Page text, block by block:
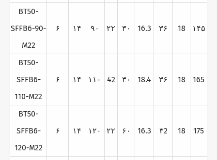
BT50-
SFFB6-90-
M22
۶ ۱۴ ۹۰ ۲۲ ۳۰ 16.3 ۳۶ 18 ۱۴۵
BT50-
SFFB6-
110-M22
۶ ۱۴ ۱۱۰ 42 ۳۰ 18.4 ۳۶ 18 165
BT50-
SFFB6-
120-M22
۶ ۱۴ ۱۲۰ ۲۲ ۶۰ 16.3 ۳2 18 175